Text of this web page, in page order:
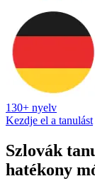
130+ nyelv
Kezdje el a tanulást
Szlovák
hatékony